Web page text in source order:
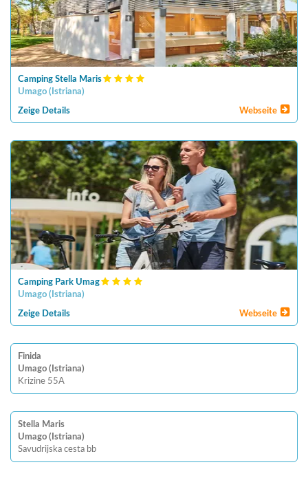
Camping Stella Maris
Umago ( Istriana)
Zeige Details Webseite
Camping Park Umag
Umago ( Istriana)
Zeige Details Webseite
Finida
Umago (Istriana)
Krizine 55A
Stella Maris
Umago (Istriana)
Savudrijska cesta bb